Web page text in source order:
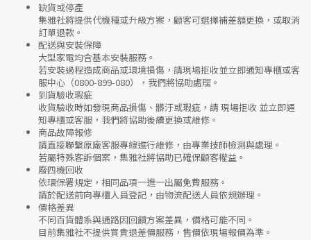
缺貨或停產
集雅社將提供代機種或升級方案 ，顧客可選擇補差額更換，或取消
訂單退款。
配送與安裝保障
大型家電均含基本安裝服務。
若安裝過程造成商品或環境損傷，請現場拒收並立即通知專櫃或客
服中心 （0800-899-080），我們將協助處理。
到貨驗收瑕疵
收貨驗收時如發現商品損傷、髒汙或瑕疵 ，請 現場拒收 並立即通
知專櫃或客服，我們將協助後續更換或維修。
商品故障報修
請直接聯繫原廠客服專線進行維修，由專業技師檢測與處理。
若屬特殊客訴個案，集雅社將協助已確保顧客權益。
廢四機回收
依環保署規定，相同品項一進一出屬免費服務。
請於配送前向專櫃人員登記，由物流配送人員依規辦理。
價格差異
不同百貨體系與通路因回饋方案差異，價格可能不同。
目前集雅社不提供買貴退差價服務 ，售價依現場報價為準。